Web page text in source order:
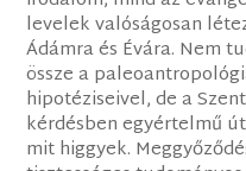
levelek valóságosan
Ádámra és Évára. Nem
össze a
hipotéziseivel, de a
kérdésben egyértelmű
mit higgyek.